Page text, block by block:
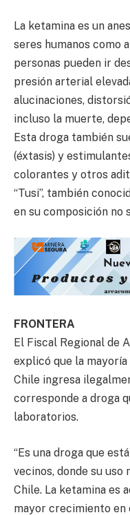
La ketamina es un
seres humanos como
personas pueden ir
presión arterial
alucinaciones,
incluso la muerte,
Esta droga también
(éxtasis) y
colorantes y otros
“Tusi”, también
en su composición no
FRONTERA
El Fiscal Regional de
explicó que la
Chile ingresa
corresponde a droga
laboratorios.
“Es una droga que
vecinos, donde su uso
Chile. La ketamina es
mayor crecimiento en